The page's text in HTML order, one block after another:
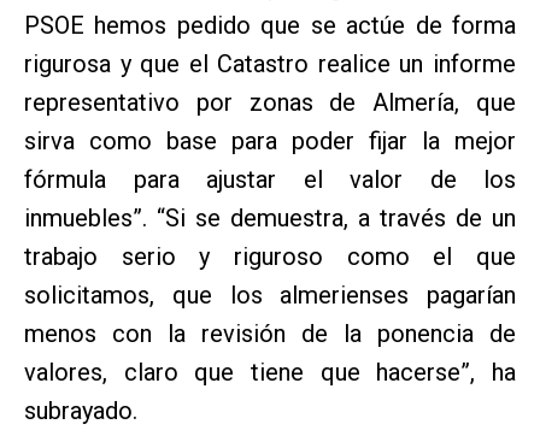
PSOE hemos pedido que se actúe de forma
rigurosa y que el Catastro realice un informe
representativo por zonas de Almería, que
sirva como base para poder fijar la mejor
fórmula para ajustar el valor de los
inmuebles”. “Si se demuestra, a través de un
trabajo serio y riguroso como el que
solicitamos, que los almerienses pagarían
menos con la revisión de la ponencia de
valores, claro que tiene que hacerse”, ha
subrayado.